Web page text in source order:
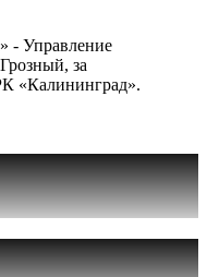
- Управление
за
«Калининград».